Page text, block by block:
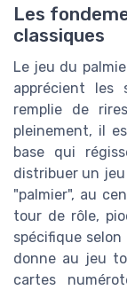
Les
classiques
Le jeu du
apprécient les
remplie de
pleinement, il
base qui
distribuer un
"palmier", au
tour de rôle,
spécifique
donne au jeu
cartes